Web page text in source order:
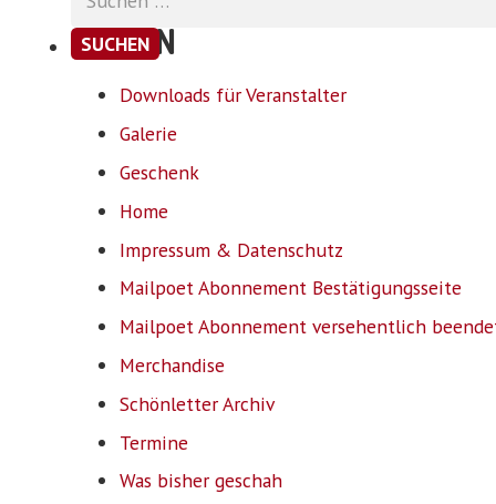
nach:
SEITEN
Downloads für Veranstalter
Galerie
Geschenk
Home
Impressum & Datenschutz
Mailpoet Abonnement Bestätigungsseite
Mailpoet Abonnement versehentlich
Merchandise
Schönletter Archiv
Termine
Was bisher geschah